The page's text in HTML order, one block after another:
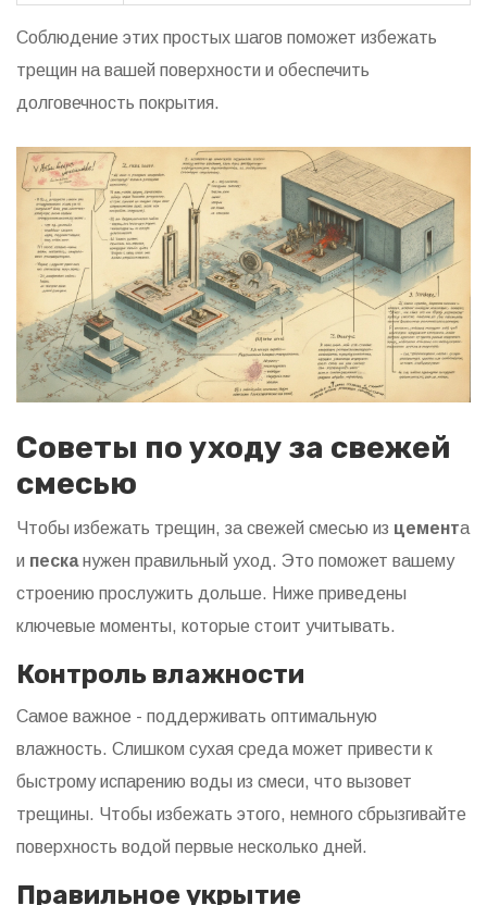
Соблюдение этих простых шагов поможет избежать
трещин на вашей поверхности и обеспечить
долговечность покрытия.
Советы по уходу за свежей
смесью
Чтобы избежать трещин, за свежей смесью из цемента
и песканужен правильный уход. Это поможет вашему
строению прослужить дольше. Ниже приведены
ключевые моменты, которые стоит учитывать.
Контроль влажности
Самое важное - поддерживать оптимальную
влажность. Слишком сухая среда может привести к
быстрому испарению воды из смеси, что вызовет
трещины. Чтобы избежать этого, немного сбрызгивайте
поверхность водой первые несколько дней.
Правильное укрытие